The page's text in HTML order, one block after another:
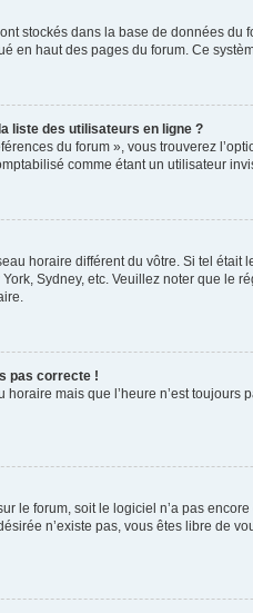
stockés dans la base de données
en haut des pages du forum. Ce
liste des utilisateurs en ligne ?
du forum », vous trouverez
comme étant un utilisateur
horaire différent du vôtre. Si tel
Sydney, etc. Veuillez noter que le
pas correcte !
mais que l’heure n’est
le forum, soit le logiciel n’a pas
n’existe pas, vous êtes libre de